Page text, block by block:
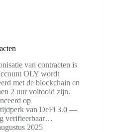
van contracten is
OLY wordt
met de blockchain en
2 uur voltooid zijn.
op
tijdperk van DeFi 3.0 —
verifieerbaar…
2025